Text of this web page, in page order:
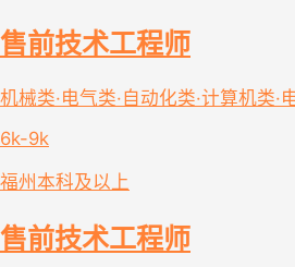
售前技术工程师
机械类·电气类·自动化类·计算机类·
6k-9k
福州 本科及以上
售前技术工程师